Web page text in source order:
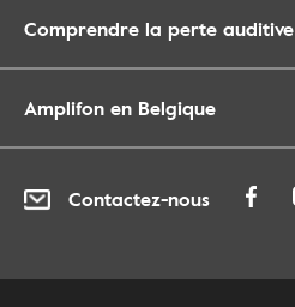
Comprendre la perte auditive
Amplifon en Belgique
Contactez-nous